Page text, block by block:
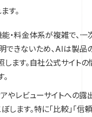
す。
・料金体系が複雑で、一
できないため、AIは製品
ます。自社公式サイト
アやレビューサイトへの露
ます。特に「比較」「信頼